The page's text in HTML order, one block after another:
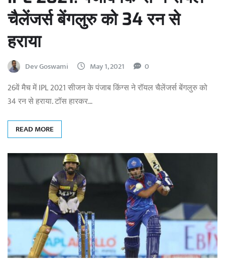
चैलेंजर्स बेंगलुरु को 34 रन से
हराया
Dev Goswami May 1, 2021 0
26वें मैच में IPL 2021 सीजन के पंजाब किंग्स ने रॉयल चैलेंजर्स बेंगलुरु को
34 रन से हराया. टॉस हारकर…
READ MORE